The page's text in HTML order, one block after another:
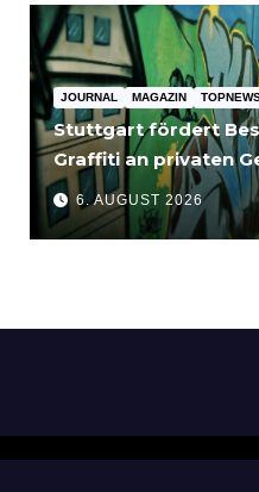
JOURNAL MAGAZIN
Stuttgart fördert
Graffiti an privaten
bis 3.500 Euro
6. AUGUST 2026